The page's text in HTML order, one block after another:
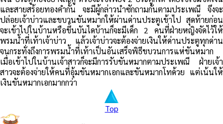
และสายสร้อยทองคำกั้น จะมีผู้กล่าวนำซักถามกันตามประเพณี จึงจะ
ปล่อยเจ้าบ่าวและขบวนขันหมากให้ผ่านด่านประตูเข้าไป สุดท้ายก่อน
จะเข้าไปในบ้านหรือขึ้นบันไดบ้านก็จะมีเด็ก 2 คนที่ฝ่ายหญิงจัดไว้ให้
พรมน้ำที่เท้าเจ้าบ่าว แล้วเจ้าบ่าวจะต้องจ่ายเงินให้ด่านประตูทุกด่าน
จนกระทั่งถึงการพรมน้ำที่เท้าเป็นอันเสร็จพิธีขบวนการแห่ขันหมาก
เมื่อเข้าไปในบ้านเจ้าสาวก็จะมีการรับขันหมากตามประเพณี ฝ่ายเจ้า
สาวจะต้องจ่ายให้คนที่อุ้มขันหมากเอกและขันหมากโทด้วย แต่เน้นให้
เงินขันหมากเอกมากกว่า
Top